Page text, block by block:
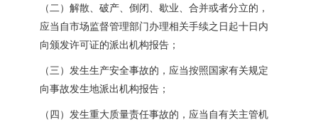
（二）解散、破产、倒闭、歇业、合并或者分立的，
应当自市场监督管理部门办理相关手续之日起十日内
向颁发许可证的派出机构报告；
（三）发生生产安全事故的，应当按照国家有关规定
向事故发生地派出机构报告；
（四）发生重大质量责任事故的，应当自有关主管机